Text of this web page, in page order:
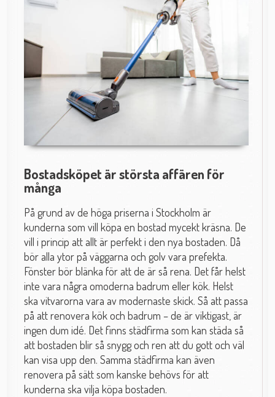
Bostadsköpet är största affären för
många
På grund av de höga priserna i Stockholm är
kunderna som vill köpa en bostad mycekt kräsna. De
vill i princip att allt är perfekt i den nya bostaden. Då
bör alla ytor på väggarna och golv vara prefekta.
Fönster bör blänka för att de är så rena. Det får helst
inte vara några omoderna badrum eller kök. Helst
ska vitvarorna vara av modernaste skick. Så att passa
på att renovera kök och badrum – de är viktigast, är
ingen dum idé. Det finns städfirma som kan städa så
att bostaden blir så snygg och ren att du gott och väl
kan visa upp den. Samma städfirma kan även
renovera på sätt som kanske behövs för att
kunderna ska vilja köpa bostaden.